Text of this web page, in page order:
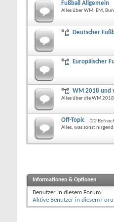
Fußball Allgemein
Alles über WM, EM,
Deutscher
Europäischer
WM 2018 und
Alles über die WM
Off-Topic
(22
Alles, was sonst
Informationen & Optionen
Benutzer in diesem Forum:
Aktive Benutzer in diesem